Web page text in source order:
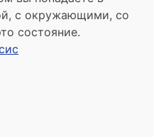
с окружающими, со
состояние.